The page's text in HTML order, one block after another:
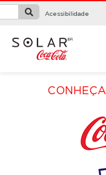
Acessibilidade